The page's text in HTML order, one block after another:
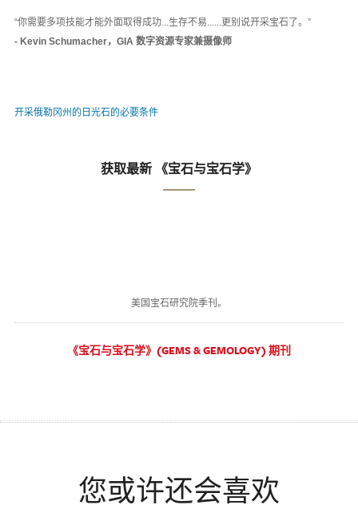
“你需要多项技能才能外面取得成功...生存不易......更别说开采宝石了。”
- Kevin Schumacher，GIA 数字资源专家兼摄像师
开采俄勒冈州的日光石的必要条件
获取最新 《宝石与宝石学》
美国宝石研究院季刊。
《宝石与宝石学》(GEMS & GEMOLOGY) 期刊
您或许还会喜欢